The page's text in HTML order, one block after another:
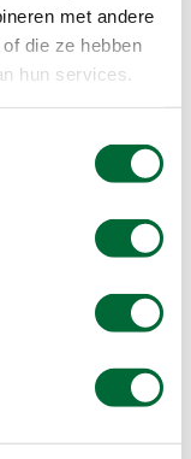
met andere
die ze hebben
hun services.